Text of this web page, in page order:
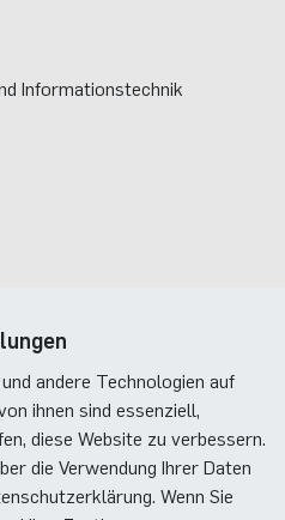
Informationstechnik
andere Technologien auf
ihnen sind essenziell,
diese Website zu verbessern.
die Verwendung Ihrer Daten
Wenn Sie